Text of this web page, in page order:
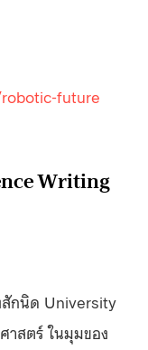
future
Writing
สักนิด University
าสตร์ ในมุมของ